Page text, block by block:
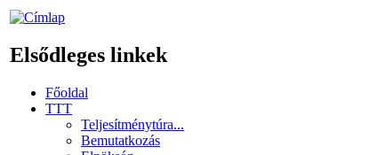
Elsődleges linkek
Főoldal
TTT
Teljesítménytúra...
Bemutatkozás